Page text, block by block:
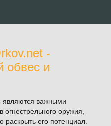
-
обвес и
являются важными
оружия,
раскрыть его потенциал.